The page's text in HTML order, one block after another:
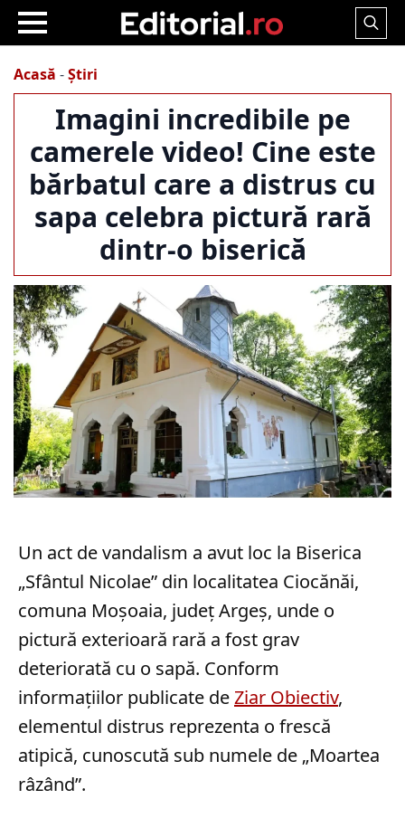
Search
Acasă -Știri
Imagini incredibile pe
camerele video! Cine este
bărbatul care a distrus cu
sapa celebra pictură rară
dintr-o biserică
Un act de vandalism a avut loc la Biserica
„Sfântul Nicolae” din localitatea Ciocănăi,
comuna Moșoaia, județ Argeș, unde o
pictură exterioară rară a fost grav
deteriorată cu o sapă. Conform
informațiilor publicate deZiar Obiectiv,
elementul distrus reprezenta o frescă
atipică, cunoscută sub numele de „Moartea
râzând”.